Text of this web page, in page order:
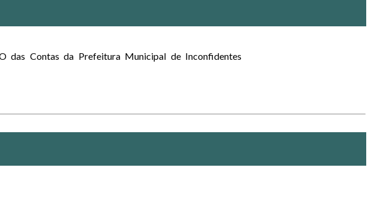
das Contas da Prefeitura Municipal de Inconfidentes